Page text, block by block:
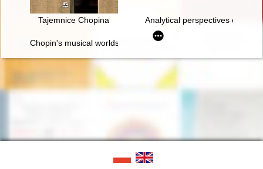
Tajemnice Chopina Analytical perspectives on the
Chopin's musical worlds the 1840's